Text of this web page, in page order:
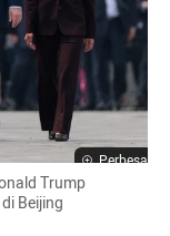
Perbesar
Trump
Beijing